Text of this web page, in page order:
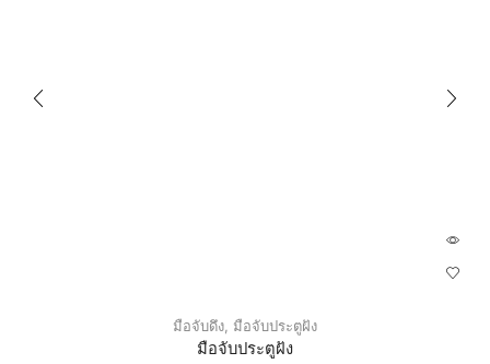
มือจับดึง มือจับประตูฝัง
มือจับประตูฝัง